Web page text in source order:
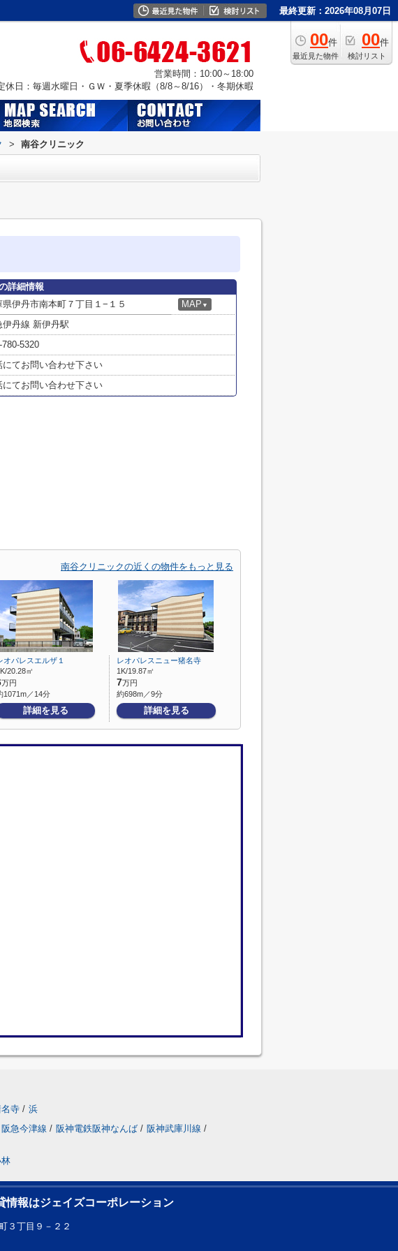
最終更新：2026年08月07日
00件
最近見た物件
00件
検討リスト
営業時間：10:00～18:00
休日：毎週水曜日・ＧＷ・夏季休暇（8/8～8/16）・冬期休暇
> 南谷クリニック
詳細情報
県伊丹市南本町７丁目１−１５ MAP ▼
伊丹線 新伊丹駅
780-5320
にてお問い合わせ下さい
にてお問い合わせ下さい
南谷クリニックの近くの物件をもっと見る
オパレスエルザ１
20.28㎡
万円
1071m／14分
詳細を見る
レオパレスニュー猪名寺
1K/19.87㎡
7万円
約698m／9分
詳細を見る
寺 / 浜
阪急今津線 / 阪神電鉄阪神なんば / 阪神武庫川線 /
情報はジェイズコーポレーション
３丁目９－２２